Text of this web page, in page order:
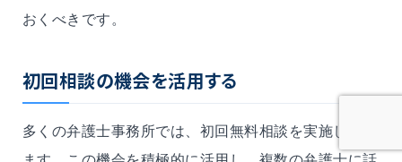
おくべきです。
初回相談の機会を活用する
多くの弁護士事務所では、初回無料相談を実施してい